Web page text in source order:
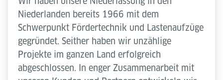
Niederlanden bereits 1966 mit dem
Schwerpunkt Fördertechnik und Lastenaufzüge
gegründet. Seither haben wir unzählige
Projekte im ganzen Land erfolgreich
abgeschlossen. In enger Zusammenarbeit mit